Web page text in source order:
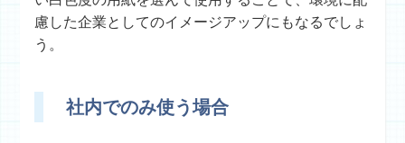
慮した企業としてのイメージアップにもなるでしょ
う。
社内でのみ使う場合